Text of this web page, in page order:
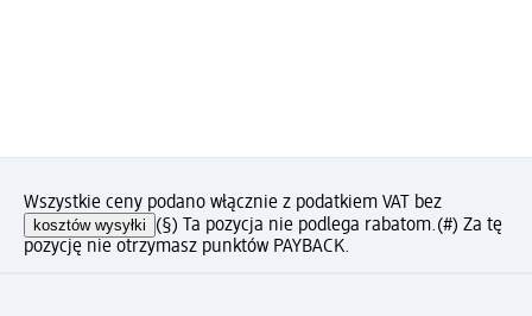
Wszystkie ceny podano włącznie z podatkiem VAT bez
kosztów wysyłki (§) Ta pozycja nie podlega rabatom.(#) Za tę
pozycję nie otrzymasz punktów PAYBACK.